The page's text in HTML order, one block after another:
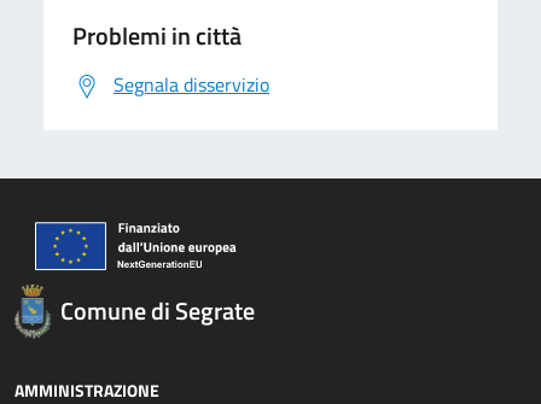
Problemi in città
Segnala disservizio
Comune di Segrate
AMMINISTRAZIONE